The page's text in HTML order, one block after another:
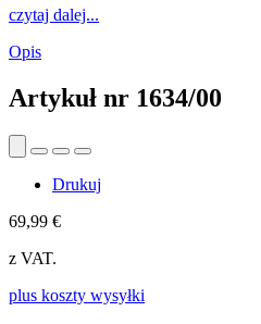
czytaj dalej...
Opis
Artykuł nr 1634/00
Drukuj
69,99 €
z VAT.
plus koszty wysyłki